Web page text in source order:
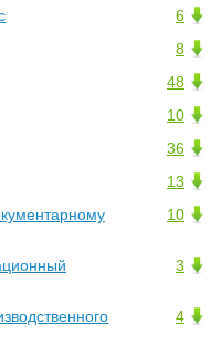
6
8
48
10
36
13
10
3
4